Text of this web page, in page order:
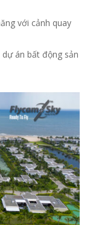
với cảnh quay
án bất động sản